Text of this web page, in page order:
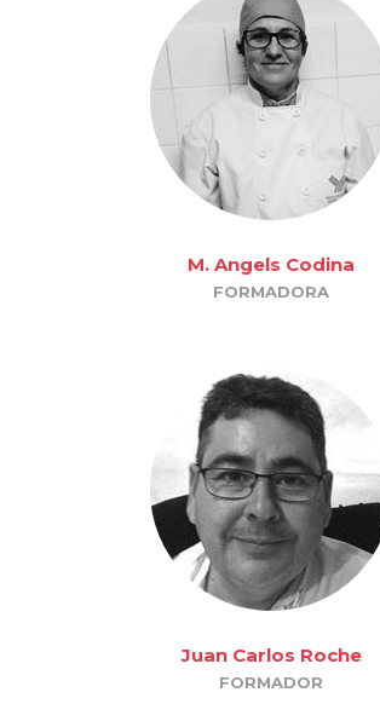
M. Angels Codina
FORMADORA
Juan Carlos Roche
FORMADOR